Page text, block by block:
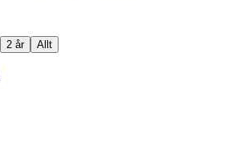
2 år Allt